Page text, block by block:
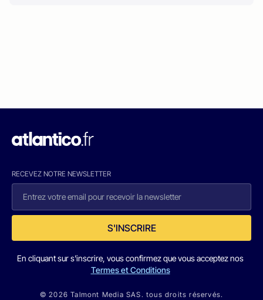
RECEVEZ NOTRE NEWSLETTER
S'INSCRIRE
En cliquant sur s'inscrire, vous confirmez que vous acceptez nos
Termes et Conditions
© 2026 Talmont Media SAS. tous droits réservés.